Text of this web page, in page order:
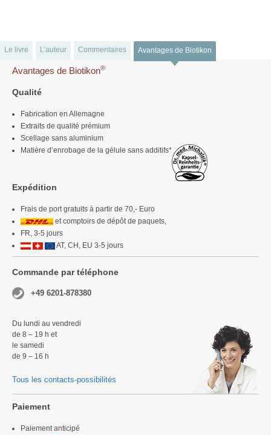
Le livre L’auteur Commentaires Avantages de Biotikon
Avantages de Biotikon®
Qualité
Fabrication en Allemagne
Extraits de qualité prémium
Scellage sans aluminium
Matière d’enrobage de la gélule sans additifs*
Expédition
Frais de port gratuits à partir de 70,- Euro
et comptoirs de dépôt de paquets,
FR, 3-5 jours
AT, CH, EU 3-5 jours
Commande par téléphone
+49 6201-878380
Du lundi au vendredi
de 8 – 19 h et
le samedi
de 9 – 16 h
Tous les contacts-possibilités
Paiement
Paiement anticipé